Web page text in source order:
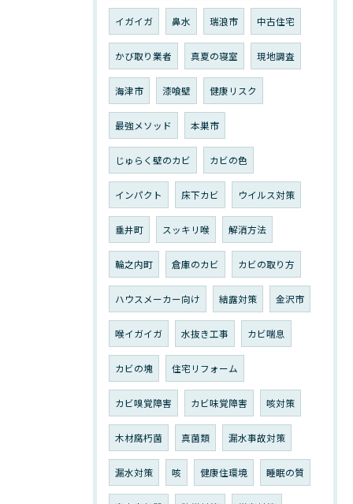
イガイガ 鼻水 瑞浪市 中古住宅
かび取り業者 真夏の寝室 現地調査
海津市 漆喰壁 健康リスク
最強メソッド 本巣市
じゅらく壁のカビ カビの色
インパクト 床下カビ ウイルス対策
垂井町 スッキリ喉 解消方法
輪之内町 倉庫のカビ カビの取り方
ハウスメーカー向け 結露対策 金沢市
喉イガイガ 水抜き工事 カビ喘息
カビの塊 住宅リフォーム
カビ嗅覚障害 カビ味覚障害 咳対策
木材腐朽菌 真菌類 漏水事故対策
漏水対策 咳 健康住環境 睡眠の質